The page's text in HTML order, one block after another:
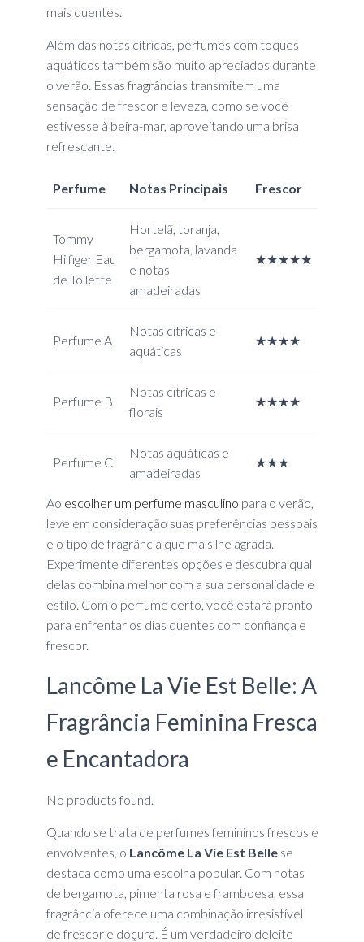
mais quentes.
Além das notas cítricas, perfumes com toques
aquáticos também são muito apreciados durante
o verão. Essas fragrâncias transmitem uma
sensação de frescor e leveza, como se você
estivesse à beira-mar, aproveitando uma brisa
refrescante.
Perfume Notas Principais Frescor
Tommy
Hilfiger Eau
de Toilette
Hortelã, toranja,
bergamota, lavanda
e notas
amadeiradas
★★★★★
Perfume A
Notas cítricas e
aquáticas
★★★★
Perfume B
Notas cítricas e
florais
★★★★
Perfume C
Notas aquáticas e
amadeiradas
★★★
Ao escolher um perfume masculino para o verão,
leve em consideração suas preferências pessoais
e o tipo de fragrância que mais lhe agrada.
Experimente diferentes opções e descubra qual
delas combina melhor com a sua personalidade e
estilo. Com o perfume certo, você estará pronto
para enfrentar os dias quentes com confiança e
frescor.
Lancôme La Vie Est Belle: A
Fragrância Feminina Fresca
e Encantadora
No products found.
Quando se trata de perfumes femininos frescos e
envolventes, o Lancôme La Vie Est Bellese
destaca como uma escolha popular. Com notas
de bergamota, pimenta rosa e framboesa, essa
fragrância oferece uma combinação irresistível
de frescor e doçura. É um verdadeiro deleite